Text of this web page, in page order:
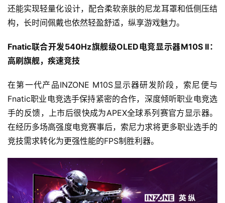
还能实现轻量化设计，配合柔软亲肤的尼龙耳罩和低侧压结
构，长时间佩戴也依然轻盈舒适，纵享游戏魅力。
Fnatic联合开发540Hz旗舰级OLED电竞显示器M10S II：
高刷旗舰，疾速竞技
在第一代产品INZONE M10S显示器研发阶段，索尼便与
Fnatic职业电竞选手保持紧密的合作，深度倾听职业电竞选
手的反馈，上市后很快成为APEX全球系列赛官方显示器。
在经历多场高强度电竞赛事后，索尼力求将更多职业选手的
竞技需求转化为更强性能的FPS制胜利器。